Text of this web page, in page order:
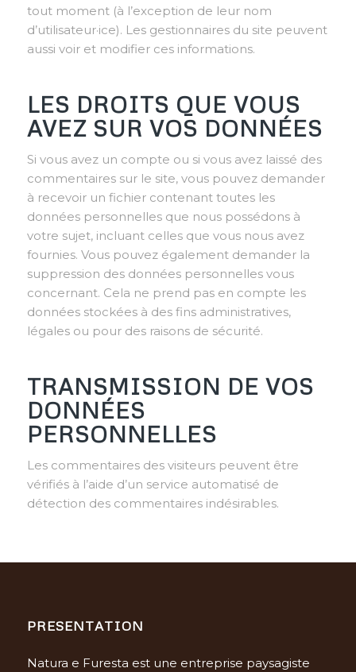
tout moment (à l’exception de leur nom
d’utilisateur·ice). Les gestionnaires du site peuvent
aussi voir et modifier ces informations.
LES DROITS QUE VOUS
AVEZ SUR VOS DONNÉES
Si vous avez un compte ou si vous avez laissé des
commentaires sur le site, vous pouvez demander
à recevoir un fichier contenant toutes les
données personnelles que nous possédons à
votre sujet, incluant celles que vous nous avez
fournies. Vous pouvez également demander la
suppression des données personnelles vous
concernant. Cela ne prend pas en compte les
données stockées à des fins administratives,
légales ou pour des raisons de sécurité.
TRANSMISSION DE VOS
DONNÉES
PERSONNELLES
Les commentaires des visiteurs peuvent être
vérifiés à l’aide d’un service automatisé de
détection des commentaires indésirables.
PRESENTATION
Natura e Furesta est une entreprise paysagiste